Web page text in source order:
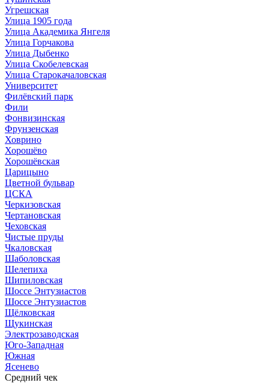
Угрешская
Улица 1905 года
Улица Академика Янгеля
Улица Горчакова
Улица Дыбенко
Улица Скобелевская
Улица Старокачаловская
Университет
Филёвский парк
Фили
Фонвизинская
Фрунзенская
Ховрино
Хорошёво
Хорошёвская
Царицыно
Цветной бульвар
ЦСКА
Черкизовская
Чертановская
Чеховская
Чистые пруды
Чкаловская
Шаболовская
Шелепиха
Шипиловская
Шоссе Энтузиастов
Шоссе Энтузиастов
Щёлковская
Щукинская
Электрозаводская
Юго-Западная
Южная
Ясенево
Средний чек